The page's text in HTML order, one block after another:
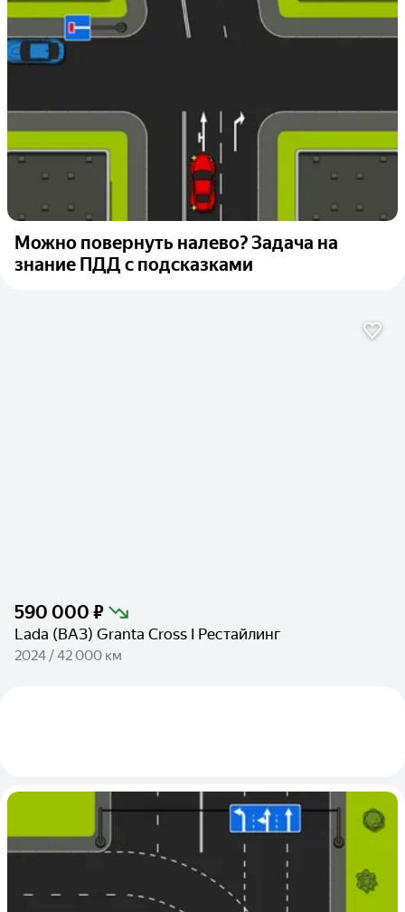
Можно повернуть налево? Задача на
знание ПДД с подсказками
590 000 ₽
Lada (ВАЗ) Granta Cross I Рестайлинг
2024 / 42 000 км